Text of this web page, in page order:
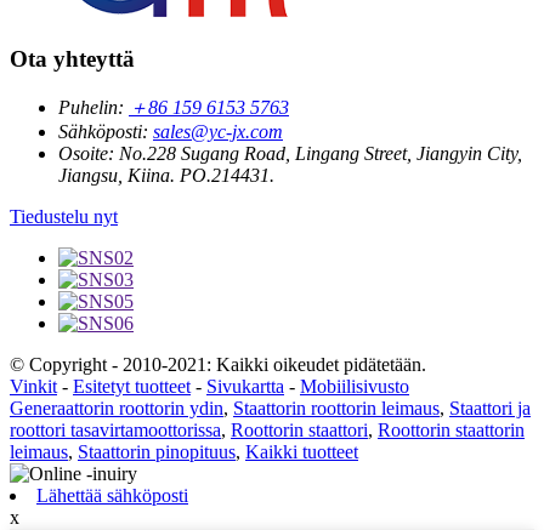
Ota yhteyttä
Puhelin: ＋86 159 6153 5763
Sähköposti: sales@yc-jx.com
Osoite: No.228 Sugang Road, Lingang Street, Jiangyin City,
Jiangsu, Kiina. PO.214431.
Tiedustelu nyt
© Copyright - 2010-2021: Kaikki oikeudet pidätetään.
Vinkit - Esitetyt tuotteet - Sivukartta - Mobiilisivusto
Generaattorin roottorin ydin, Staattorin roottorin leimaus, Staattori ja
roottori tasavirtamoottorissa, Roottorin staattori, Roottorin staattorin
leimaus, Staattorin pinopituus, Kaikki tuotteet
Lähettää sähköposti
x